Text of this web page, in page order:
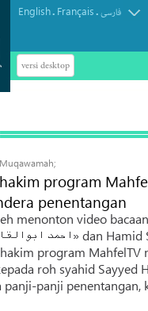
English. Français.فارسی
versi desktop
program
penentangan
menonton video
roh syahid Sayyed
panji-panji penentangan,